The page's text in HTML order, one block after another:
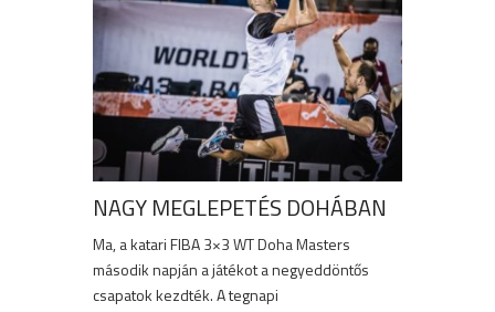
NAGY MEGLEPETÉS DOHÁBAN
Ma, a katari FIBA 3×3 WT Doha Masters
második napján a játékot a negyeddöntős
csapatok kezdték. A tegnapi